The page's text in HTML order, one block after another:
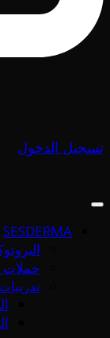
تسجيل الدخول
SESDERMA
حملات